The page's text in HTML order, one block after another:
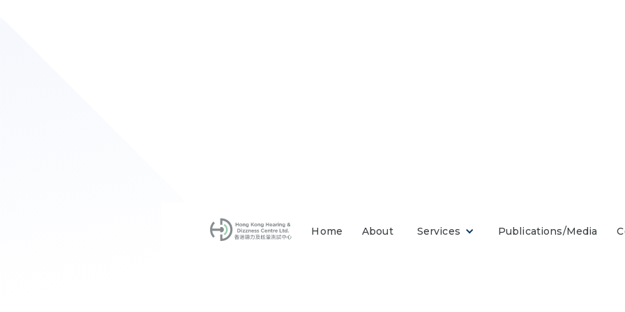
「耳咽管開放症」與過度
Home About Services Publications/Media